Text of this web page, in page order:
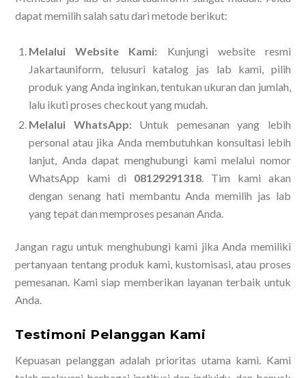
dapat memilih salah satu dari metode berikut:
Melalui Website Kami: Kunjungi website resmi
Jakartauniform, telusuri katalog jas lab kami, pilih
produk yang Anda inginkan, tentukan ukuran dan jumlah,
lalu ikuti proses checkout yang mudah.
Melalui WhatsApp:Untuk pemesanan yang lebih
personal atau jika Anda membutuhkan konsultasi lebih
lanjut, Anda dapat menghubungi kami melalui nomor
WhatsApp kami di 08129291318. Tim kami akan
dengan senang hati membantu Anda memilih jas lab
yang tepat dan memproses pesanan Anda.
Jangan ragu untuk menghubungi kami jika Anda memiliki
pertanyaan tentang produk kami, kustomisasi, atau proses
pemesanan. Kami siap memberikan layanan terbaik untuk
Anda.
Testimoni Pelanggan Kami
Kepuasan pelanggan adalah prioritas utama kami. Kami